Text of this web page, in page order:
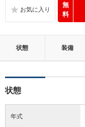
無
料
状態 装備
状態
年式